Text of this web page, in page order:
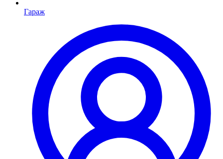
Гараж